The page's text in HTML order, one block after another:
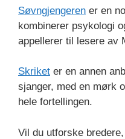
Søvngjengeren er en
kombinerer psykologi
appellerer til lesere av
Skriket er en annen
sjanger, med en mørk
hele fortellingen.
Vil du utforske